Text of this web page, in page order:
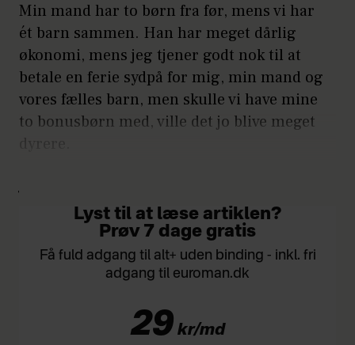
Min mand har to børn fra før, mens vi har
ét barn sammen. Han har meget dårlig
økonomi, mens jeg tjener godt nok til at
betale en ferie sydpå for mig, min mand og
vores fælles barn, men skulle vi have mine
to bonusbørn med, ville det jo blive meget
Lyst til at læse artiklen?
Prøv 7 dage gratis
Få fuld adgang til alt+ uden binding - inkl. fri
adgang til euroman.dk
29 kr/md